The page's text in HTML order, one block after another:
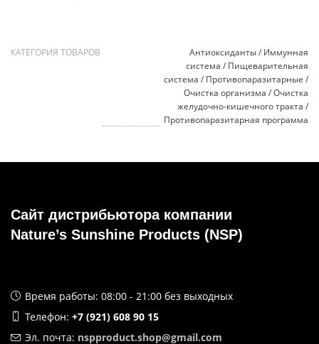
КАТЕГОРИЯ ТОВАРОВ
Антиоксиданты / Иммунная
система / Пищеварительная
система / Противопаразитарные /
Очистка организма / Очистка
желудочно-кишечного тракта /
Противопаразитарная программа
Сайт дистрибьютора компании
Nature’s Sunshine Products (NSP)
Время работы: 08:00 - 21:00 без выходных
Телефон: +7 (921) 608 90 15
Эл. почта: nspproduct.shop@gmail.com